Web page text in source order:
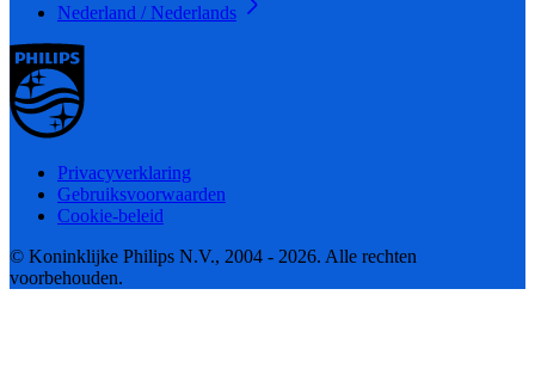
Nederland / Nederlands
Privacyverklaring
Gebruiksvoorwaarden
Cookie-beleid
© Koninklijke Philips N.V., 2004 - 2026. Alle rechten
voorbehouden.